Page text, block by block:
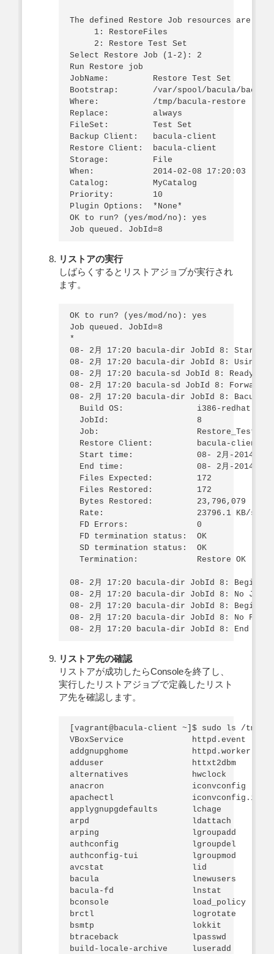
The defined Restore Job resources are:
     1: RestoreFiles
     2: Restore Test Set
Select Restore Job (1-2): 2
Run Restore job
JobName:         Restore Test Set
Bootstrap:       /var/spool/bacula/
Where:           /tmp/bacula-restore
Replace:         always
FileSet:         Test Set
Backup Client:   bacula-client
Restore Client:  bacula-client
Storage:         File
When:            2014-02-08 17:20:03
Catalog:         MyCatalog
Priority:        10
Plugin Options:  *None*
OK to run? (yes/mod/no): yes
リストアの実行
しばらくするとリストアジョブが実行され
ます。
OK to run? (yes/mod/no): yes
Job queued. JobId=8
*
08- 2月 17:20 bacula-dir JobId 8: Start
08- 2月 17:20 bacula-dir JobId 8: Using
08- 2月 17:20 bacula-sd JobId 8: Ready
08- 2月 17:20 bacula-sd JobId 8:
08- 2月 17:20 bacula-dir JobId 8: Bacula
Build OS:               i386-redhat-
  JobId:                  8
Job:
  Restore Client:         bacula-client
Start time:             08- 2月-2014
End time:               08- 2月-2014
  Files Expected:         172
  Files Restored:         172
  Bytes Restored:         23,796,079
  Rate:                   23796.1 KB/s
  FD Errors:              0
  FD termination status:  OK
  SD termination status:  OK
  Termination:            Restore OK
08- 2月 17:20 bacula-dir JobId 8: Begin
08- 2月 17:20 bacula-dir JobId 8: No Jobs
08- 2月 17:20 bacula-dir JobId 8: Begin
08- 2月 17:20 bacula-dir JobId 8: No
リストア先の確認
リストアが成功したらConsoleを終了し、
実行したリストアジョブで定義したリスト
ア先を確認します。
[vagrant@bacula-client ~]$ sudo ls /tmp/
VBoxService              httpd.event
addgnupghome             httpd.worker
adduser                  httxt2dbm
alternatives             hwclock
anacron                  iconvconfig
apachectl
applygnupgdefaults       lchage
arpd                     ldattach
arping                   lgroupadd
authconfig               lgroupdel
authconfig-tui           lgroupmod
avcstat                  lid
bacula                   lnewusers
bacula-fd                lnstat
bconsole                 load_policy
brctl                    logrotate
bsmtp                    lokkit
btraceback               lpasswd
build-locale-archive     luseradd